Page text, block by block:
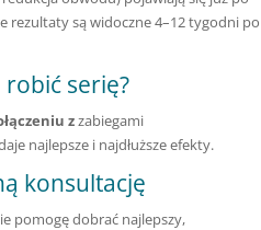
rezultaty są widoczne 4–12 tygodni po
serię?
zzabiegami
najlepsze i najdłuższe efekty.
konsultację
pomogę dobrać najlepszy,